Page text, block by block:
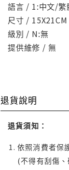
語言 / 1:中文/繁
尺寸 / 15X21CM
級別 / N:無
提供維修 / 無
退貨說明
退貨須知：
依照消費者保
(不得有刮傷